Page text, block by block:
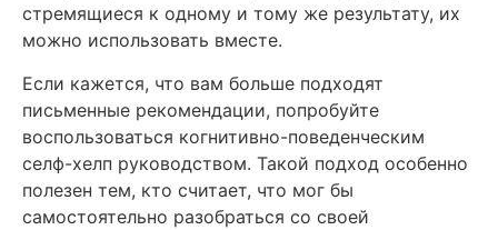
стремящиеся к одному и тому же результату, их
можно использовать вместе.
Если кажется, что вам больше подходят
письменные рекомендации, попробуйте
воспользоваться когнитивно-поведенческим
селф-хелп руководством. Такой подход особенно
полезен тем, кто считает, что мог бы
самостоятельно разобраться со своей